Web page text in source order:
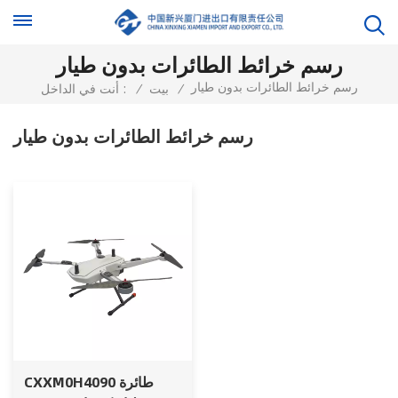
رسم خرائط الطائرات بدون طيار
أنت في الداخل : / بيت / رسم خرائط الطائرات بدون طيار
رسم خرائط الطائرات بدون طيار
CXXM0H4090 طائرة